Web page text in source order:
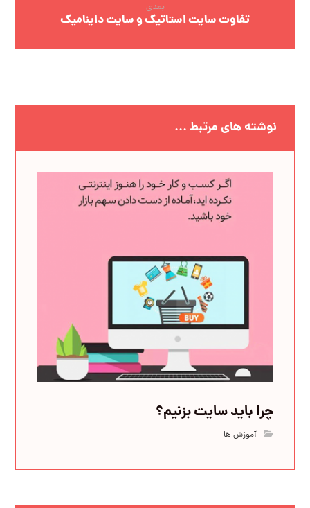
بعدی
تفاوت سایت‌ استاتیک و سایت‌ داینامیک
نوشته های مرتبط ...
چرا باید سایت بزنیم؟
آموزش ها